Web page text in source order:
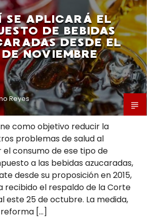
SE APLICARÁ EL
DE BEBIDAS
DESDE EL
NOVIEMBRE
Reyes
como objetivo reducir la
problemas de salud al
consumo de ese tipo de
a las bebidas azucaradas,
desde su proposición en 2015,
recibido el respaldo de la Corte
este 25 de octubre. La medida,
[…]